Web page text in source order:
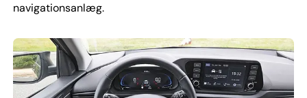
navigationsanlæg.